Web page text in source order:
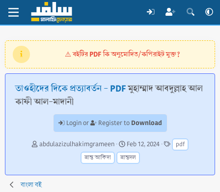
⚠️বইটির PDF কি অনুমোদিত/কপিরাইট মুক্ত?
তাওহীদের দিকে প্রত্যাবর্তন - PDFমুহাম্মাদ আবদুল্লাহ আল
কাফী আল-মাদানী
Login or Register to Download
A
o
r
abdulazizulhakimgrameen
C
r
e
Feb 12, 2024
T
a
pdf
ভ্রান্ত আকিদা
ভ্রান্তদল
বাংলা বই